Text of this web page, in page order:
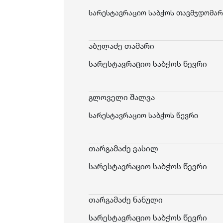
სარესტავრაციო საბჭოს
აბულაძე თამარი
სარესტავრაციო საბჭოს წევრი
გლოველი შალვა
სარესტავრაციო საბჭოს წევრი
თარგამაძე ვასილ
სარესტავრაციო საბჭოს წევრი
თარგამაძე ნანული
სარესტავრაციო საბჭოს წევრი